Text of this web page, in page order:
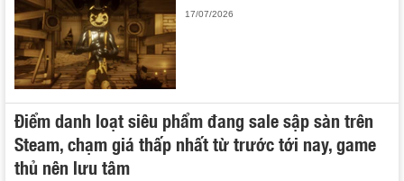
17/07/2026
Điểm danh loạt siêu phẩm đang sale sập sàn trên
Steam, chạm giá thấp nhất từ trước tới nay, game
thủ nên lưu tâm